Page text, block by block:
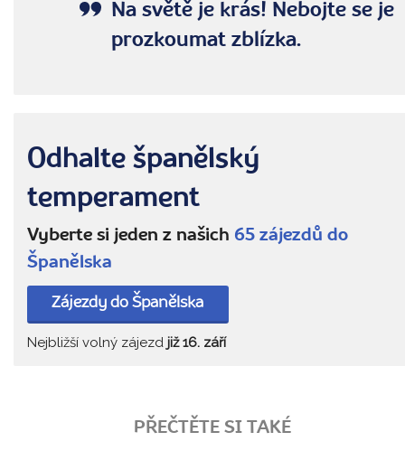
Na světě je krás! Nebojte se je
prozkoumat zblízka.
Odhalte španělský
temperament
Vyberte si jeden z našich 65 zájezdů do
Španělska
Zájezdy do Španělska
Nejbližší volný zájezd již 16. září
PŘEČTĚTE SI TAKÉ